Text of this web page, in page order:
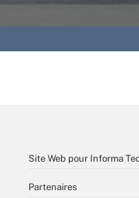
Site Web pour Informa
Partenaires